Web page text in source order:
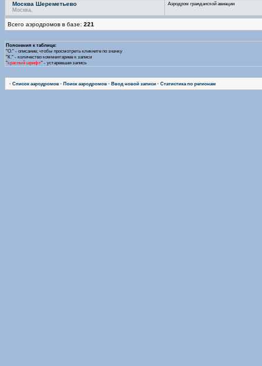
Москва Шереметьево
Москва,
Аэродром гражданской авиации
Всего аэродромов в базе: 221
Пояснения к таблице:
"О." - описание; чтобы просмотреть кликните по значку
"К." - количество комментариев к записи
"красный шрифт" - устаревшая запись
· Список аэродромов · Поиск аэродромов · Ввод новой записи · Статистика по регионам